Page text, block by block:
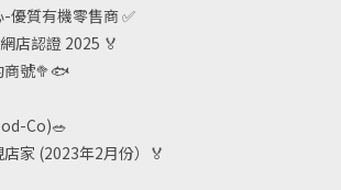
優質有機零售商✅
店認證 2025 🏅
商號🥦🐟
Co)🥗
家 (2023年2月份）🏅